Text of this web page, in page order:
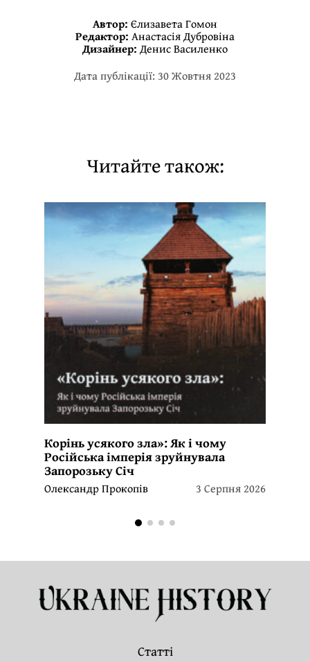
Автор: Єлизавета Гомон
Редактор: Анастасія Дубровіна
Дизайнер: Денис Василенко
Дата публікації: 30 Жовтня 2023
Читайте також:
Корінь усякого зла»: Як і чому
Російська імперія зруйнувала
Запорозьку Січ
Олександр Прокопів 3 Серпня 2026
Статті